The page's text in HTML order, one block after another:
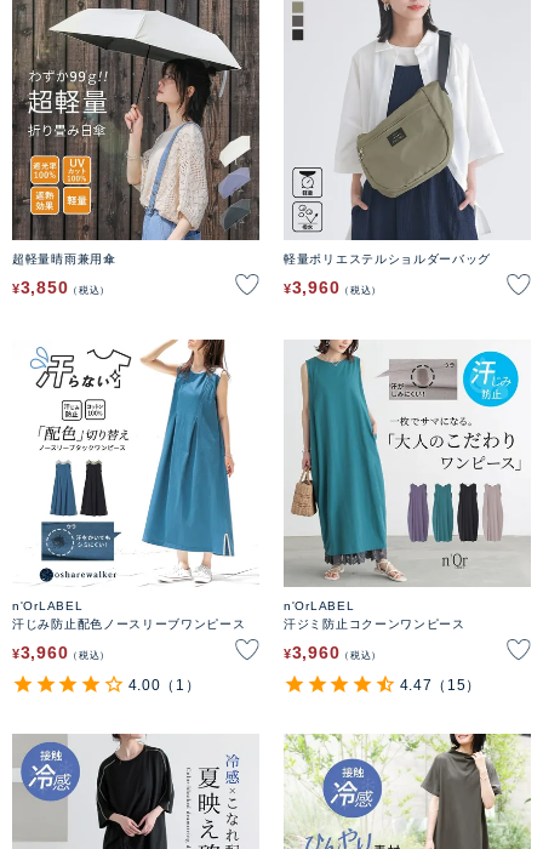
超軽量晴雨兼用傘
¥3,850 税込
軽量ポリエステルショルダーバッグ
¥3,960 税込
n'OrLABEL
汗じみ防止配色ノースリーブワンピース
¥3,960 税込
4.00 （1）
n'OrLABEL
汗ジミ防止コクーンワンピース
¥3,960 税込
4.47 （15）